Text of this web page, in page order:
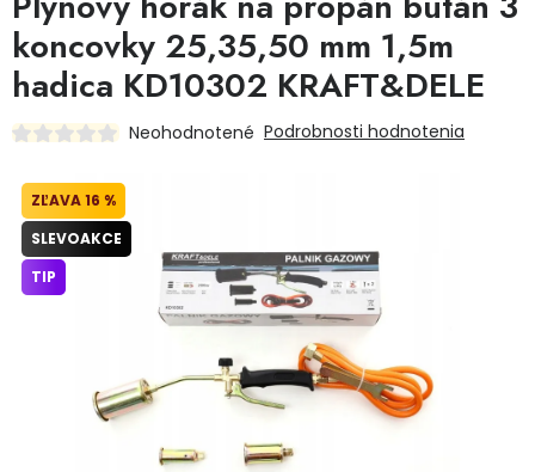
Dielňa
Príslušenstvo pre automobily
Vybavenie a hračky pre deti
Domácnosť
Ochranné pracovné pomôcky
Vianoce
koncovky 25,35,50 mm 1,5m
hadica KD10302 KRAFT&DELE
Neohodnotené Podrobnosti hodnotenia
16 %
SLEVOAKCE
TIP